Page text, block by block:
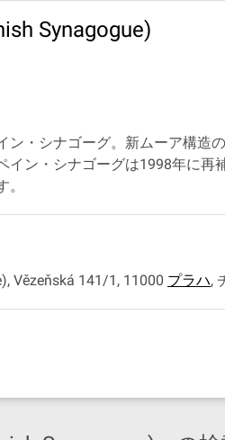
Synagogue)
ン・シナゴーグ。新ムーア構
イン・シナゴーグは1998年に
Vězeňská 141/1, 11000 プラハ,